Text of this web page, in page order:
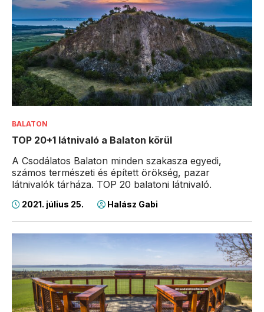
BALATON
TOP 20+1 látnivaló a Balaton körül
A Csodálatos Balaton minden szakasza egyedi,
számos természeti és épített örökség, pazar
látnivalók tárháza. TOP 20 balatoni látnivaló.
2021. július 25. Halász Gabi